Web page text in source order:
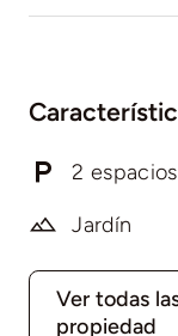
2
Jardín
Ver todas
propiedad